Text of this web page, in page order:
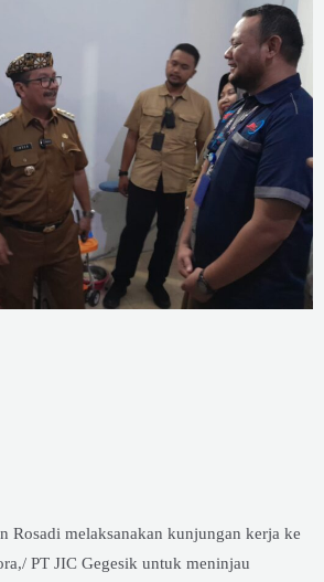
Rosadi melaksanakan kunjungan kerja ke
PT JIC Gegesik untuk meninjau